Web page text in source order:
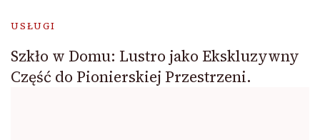
USŁUGI
Szkło w Domu: Lustro jako Ekskluzywny
Część do Pionierskiej Przestrzeni.